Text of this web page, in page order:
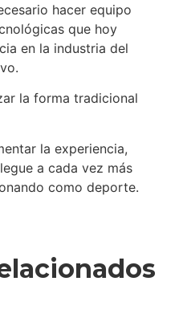
hacer equipo
que hoy
en la industria del
la forma tradicional
la experiencia,
a cada vez más
como deporte.